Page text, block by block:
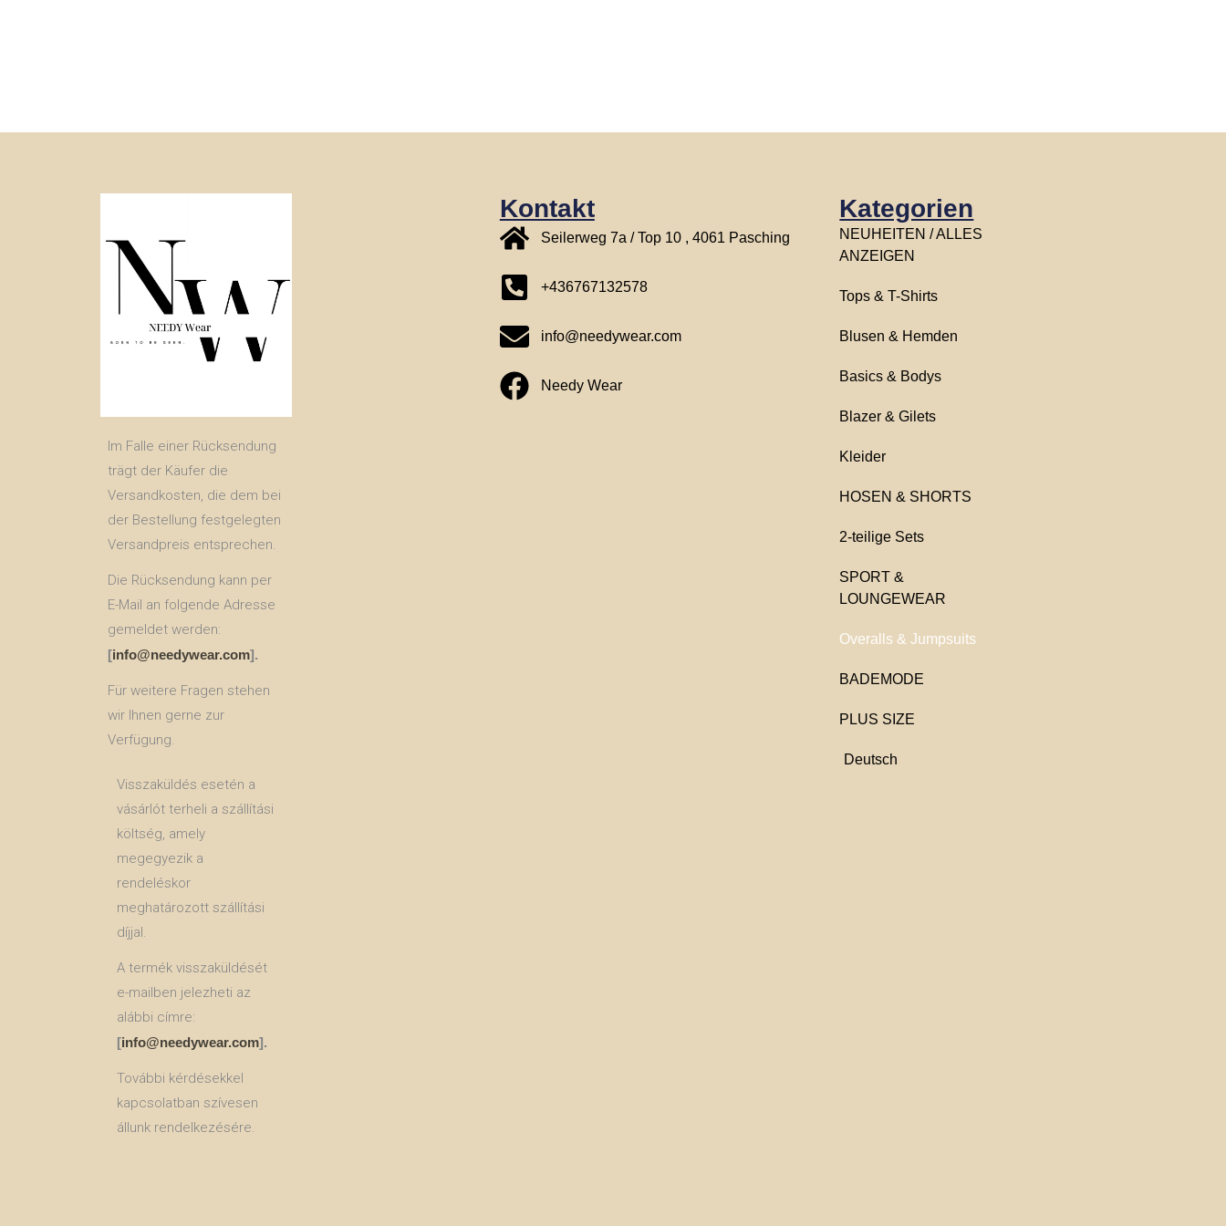
Im Falle einer Rücksendung
trägt der Käufer die
Versandkosten, die dem bei
der Bestellung festgelegten
Versandpreis entsprechen.
Die Rücksendung kann per
E-Mail an folgende Adresse
gemeldet werden:
[info@needywear.com].
Für weitere Fragen stehen
wir Ihnen gerne zur
Verfügung.
Visszaküldés esetén a
vásárlót terheli a szállítási
költség, amely
megegyezik a
rendeléskor
meghatározott szállítási
díjjal.
A termék visszaküldését
e-mailben jelezheti az
alábbi címre:
[info@needywear.com].
További kérdésekkel
kapcsolatban szívesen
állunk rendelkezésére.
Kontakt
Seilerweg 7a / Top 10 , 4061 Pasching
+436767132578
info@needywear.com
Needy Wear
Kategorien
NEUHEITEN / ALLES
ANZEIGEN
Tops & T-Shirts
Blusen & Hemden
Basics & Bodys
Blazer & Gilets
Kleider
HOSEN & SHORTS
2-teilige Sets
SPORT &
LOUNGEWEAR
Overalls & Jumpsuits
BADEMODE
PLUS SIZE
Deutsch